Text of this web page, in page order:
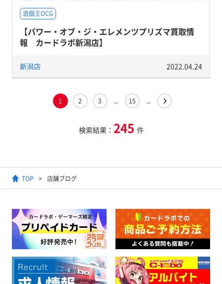
遊戯王OCG
【パワー・オブ・ジ・エレメンツプリズマ買取情
報 カードラボ新潟店】
新潟店 2022.04.24
1 2 3 ... 15 ...
検索結果： 245 件
TOP 店舗ブログ